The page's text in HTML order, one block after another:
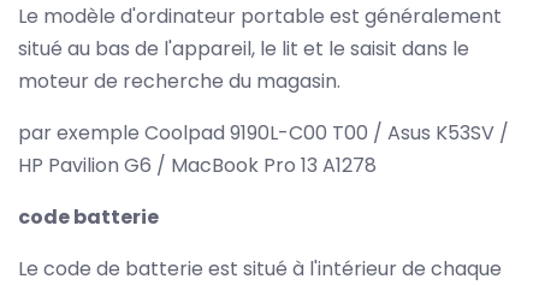
Le modèle d'ordinateur portable est généralement
situé au bas de l'appareil, le lit et le saisit dans le
moteur de recherche du magasin.
par exemple Coolpad 9190L-C00 T00 / Asus K53SV /
HP Pavilion G6 / MacBook Pro 13 A1278
code batterie
Le code de batterie est situé à l'intérieur de chaque